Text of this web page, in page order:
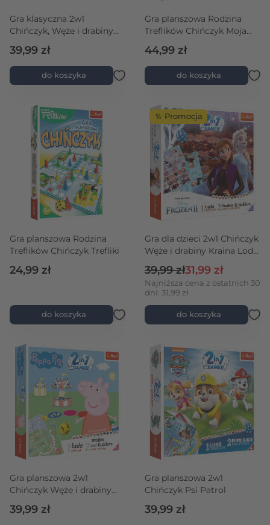
Gra klasyczna 2w1
Chińczyk, Węże i drabiny
Koci Domek Gabi
39,99 zł
do koszyka
Gra planszowa Rodzina
Treflików Chińczyk Moja
pierwsza gra
44,99 zł
do koszyka
Gra planszowa Rodzina
Treflików Chińczyk Trefliki
24,99 zł
do koszyka
％ Promocja
Gra dla dzieci 2w1 Chińczyk
Węże i drabiny Kraina Lodu
Cena promocyjna
31,99 zł
Cena regularna
39,99 zł
Najniższa cena z ostatnich 30
dni: 31,99 zł
do koszyka
Gra planszowa 2w1
Chińczyk Węże i drabiny
39,99 zł
Gra planszowa 2w1
Chińczyk Psi Patrol
39,99 zł